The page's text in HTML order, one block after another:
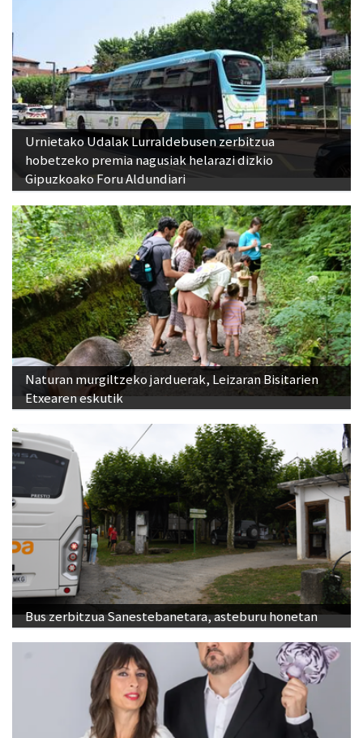
Urnietako Udalak Lurraldebusen zerbitzua
hobetzeko premia nagusiak helarazi dizkio
Gipuzkoako Foru Aldundiari
Naturan murgiltzeko jarduerak, Leizaran Bisitarien
Etxearen eskutik
Bus zerbitzua Sanestebanetara, asteburu honetan